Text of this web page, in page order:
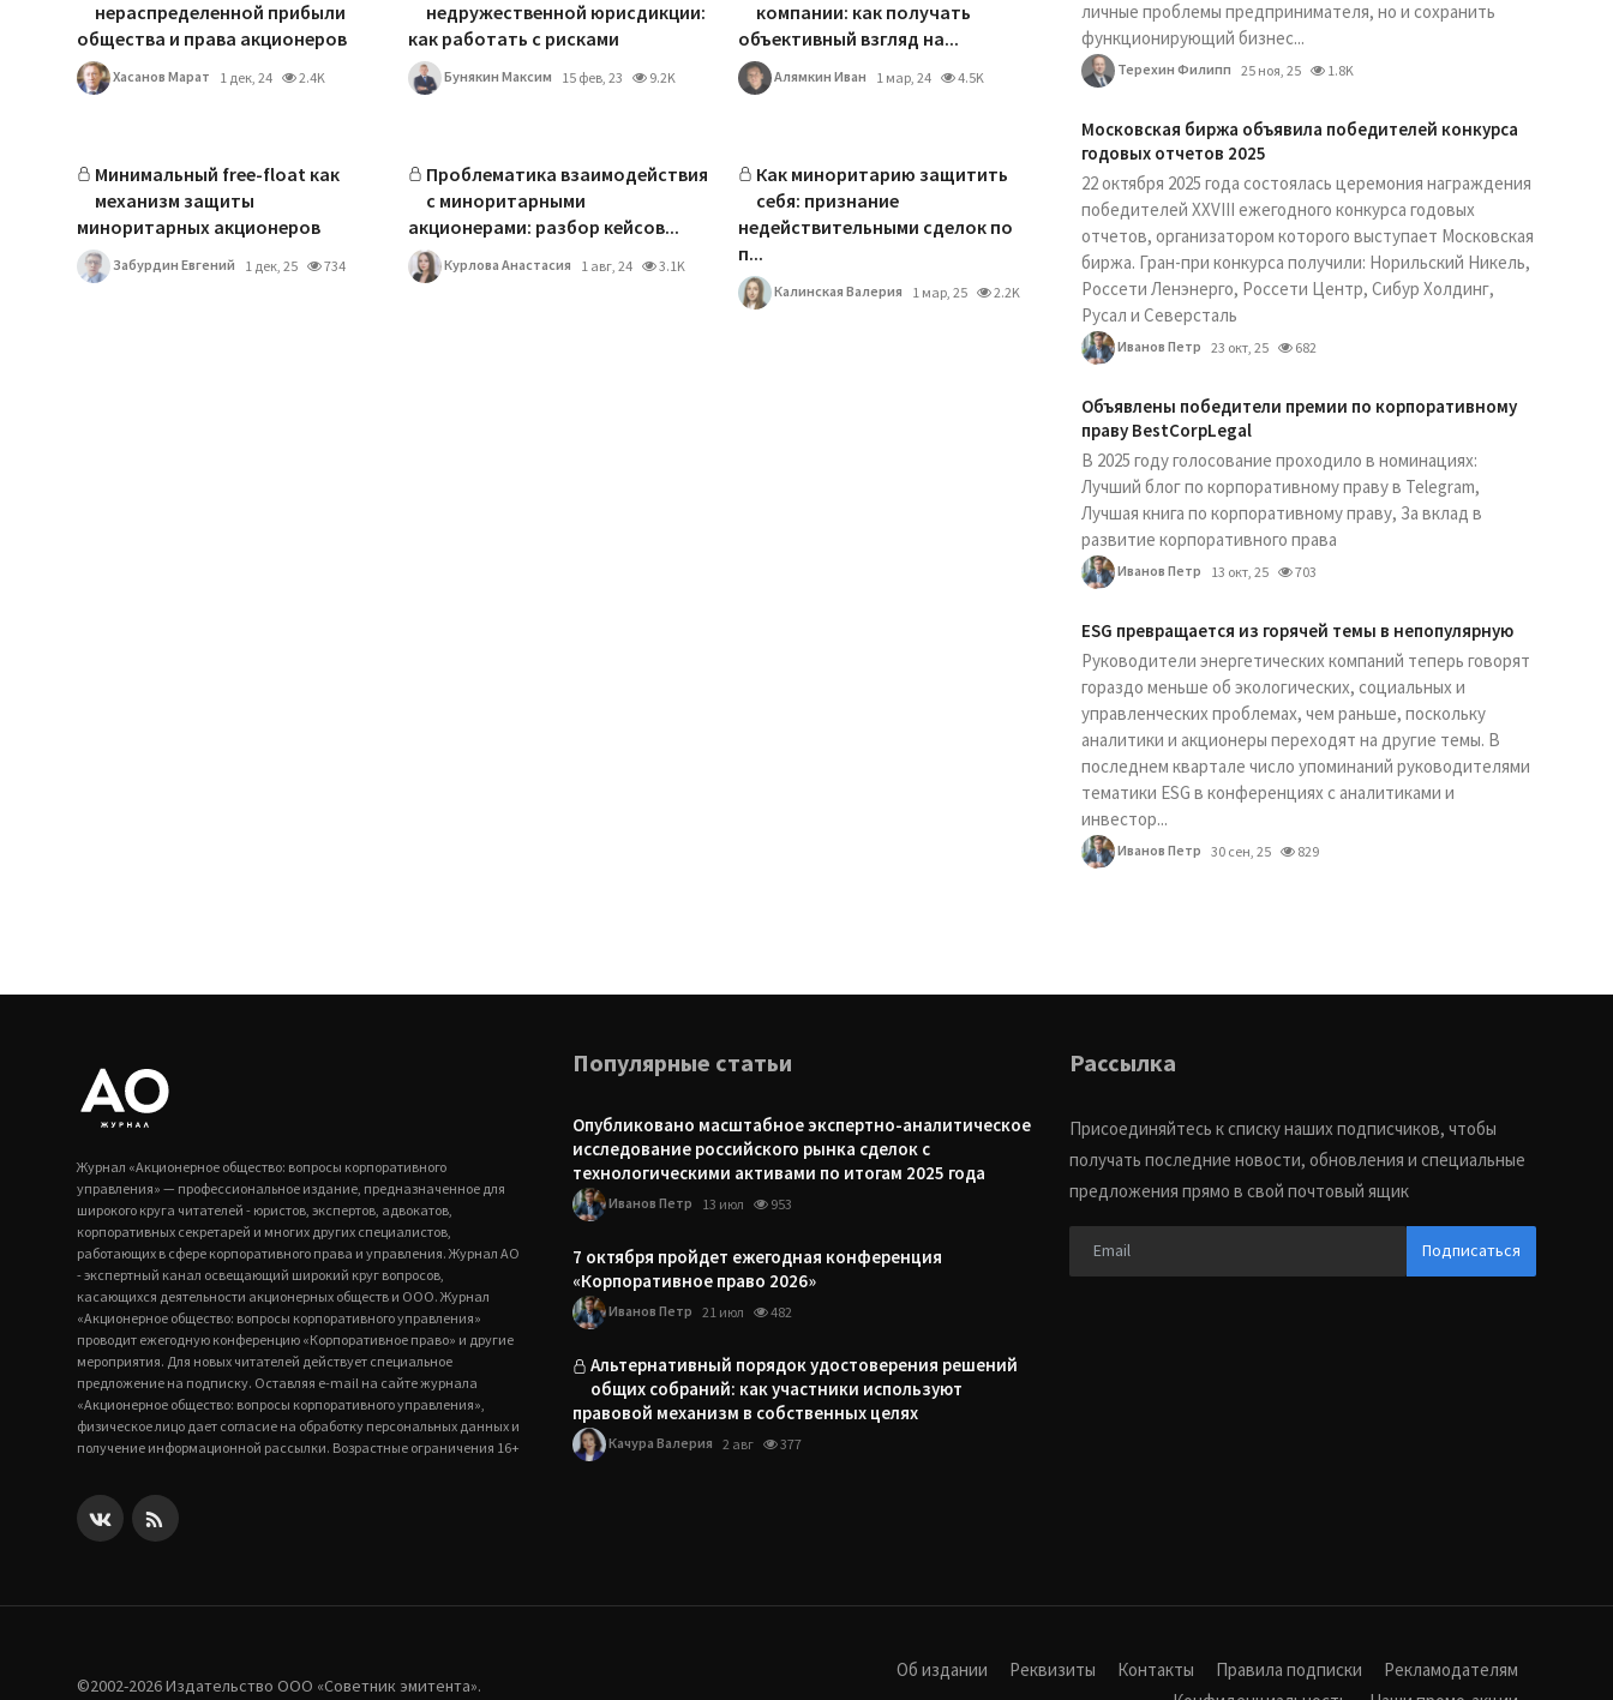
нераспределенной прибыли
общества и права акционеров
Хасанов Марат 1 дек, 24 2.4K
недружественной юрисдикции:
как работать с рисками
Бунякин Максим 15 фев, 23 9.2K
компании: как получать
объективный взгляд на...
Алямкин Иван 1 мар, 24 4.5K
Минимальный free-float как
механизм защиты
миноритарных акционеров
Забурдин Евгений 1 дек, 25 734
Проблематика взаимодействия
с миноритарными
акционерами: разбор кейсов...
Курлова Анастасия 1 авг, 24 3.1K
Как миноритарию защитить
себя: признание
недействительными сделок по
п...
Калинская Валерия 1 мар, 25 2.2K
личные проблемы предпринимателя, но и сохранить
функционирующий бизнес...
Терехин Филипп 25 ноя, 25 1.8K
Московская биржа объявила победителей конкурса
годовых отчетов 2025
22 октября 2025 года состоялась церемония награждения
победителей XXVIII ежегодного конкурса годовых
отчетов, организатором которого выступает Московская
биржа. Гран-при конкурса получили: Норильский Никель,
Россети Ленэнерго, Россети Центр, Сибур Холдинг,
Русал и Северсталь
Иванов Петр 23 окт, 25 682
Объявлены победители премии по корпоративному
праву BestCorpLegal
В 2025 году голосование проходило в номинациях:
Лучший блог по корпоративному праву в Telegram,
Лучшая книга по корпоративному праву, За вклад в
развитие корпоративного права
Иванов Петр 13 окт, 25 703
ESG превращается из горячей темы в непопулярную
Руководители энергетических компаний теперь говорят
гораздо меньше об экологических, социальных и
управленческих проблемах, чем раньше, поскольку
аналитики и акционеры переходят на другие темы. В
последнем квартале число упоминаний руководителями
тематики ESG в конференциях с аналитиками и
инвестор...
Иванов Петр 30 сен, 25 829
Журнал «Акционерное общество: вопросы корпоративного
управления» — профессиональное издание, предназначенное для
широкого круга читателей - юристов, экспертов, адвокатов,
корпоративных секретарей и многих других специалистов,
работающих в сфере корпоративного права и управления. Журнал АО
- экспертный канал освещающий широкий круг вопросов,
касающихся деятельности акционерных обществ и ООО. Журнал
«Акционерное общество: вопросы корпоративного управления»
проводит ежегодную конференцию «Корпоративное право» и другие
мероприятия. Для новых читателей действует специальное
предложение на подписку. Оставляя e-mail на сайте журнала
«Акционерное общество: вопросы корпоративного управления»,
физическое лицо дает согласие на обработку персональных данных и
получение информационной рассылки. Возрастные ограничения 16+
Популярные статьи
Опубликовано масштабное экспертно-аналитическое
исследование российского рынка сделок с
технологическими активами по итогам 2025 года
Иванов Петр 13 июл 953
7 октября пройдет ежегодная конференция
«Корпоративное право 2026»
Иванов Петр 21 июл 482
Альтернативный порядок удостоверения решений
общих собраний: как участники используют
правовой механизм в собственных целях
Качура Валерия 2 авг 377
Рассылка
Присоединяйтесь к списку наших подписчиков, чтобы
получать последние новости, обновления и специальные
предложения прямо в свой почтовый ящик
Подписаться
©2002-2026 Издательство ООО «‎Советник эмитента».
Об издании Реквизиты Контакты Правила подписки
Рекламодателям